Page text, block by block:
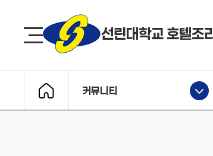
사이트맵
선린대 로고
선린대학교 호텔조
메인으로
커뮤니티